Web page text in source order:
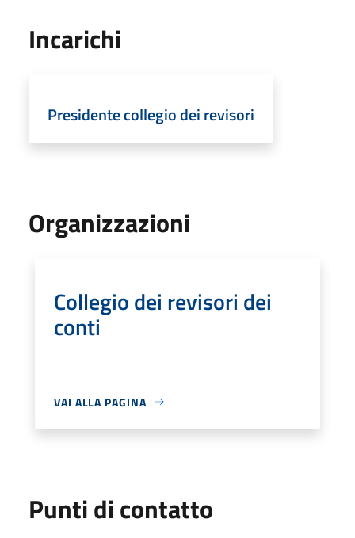
Incarichi
Presidente collegio dei revisori
Organizzazioni
Collegio dei revisori dei
conti
VAI ALLA PAGINA
Punti di contatto